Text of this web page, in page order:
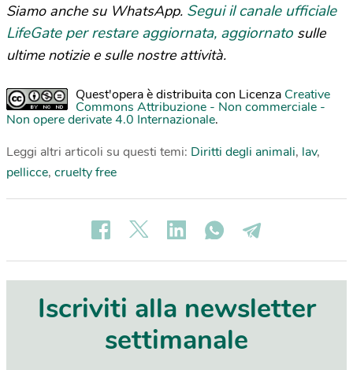
Siamo anche su WhatsApp. Segui il canale ufficiale
LifeGate per restare aggiornata, aggiornato sulle
ultime notizie e sulle nostre attività.
Quest'opera è distribuita con Licenza Creative
Commons Attribuzione - Non commerciale -
Non opere derivate 4.0 Internazionale.
Leggi altri articoli su questi temi: Diritti degli animali, lav,
pellicce, cruelty free
Iscriviti alla newsletter
settimanale